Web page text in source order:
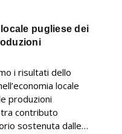
pugliese dei
i risultati dello
locale
produzioni
contributo
sostenuta dalle…